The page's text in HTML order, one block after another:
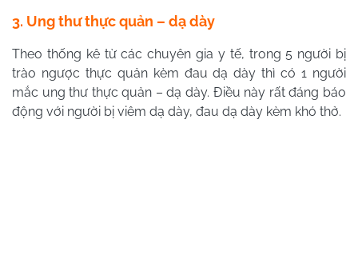
3. Ung thư thực quản – dạ dày
Theo thống kê từ các chuyên gia y tế, trong 5 người bị
trào ngược thực quản kèm đau dạ dày thì có 1 người
mắc ung thư thực quản – dạ dày. Điều này rất đáng báo
động với người bị viêm dạ dày, đau dạ dày kèm khó thở.